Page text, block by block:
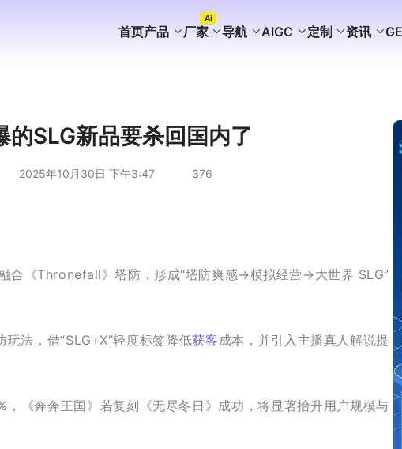
首页产品 厂家
Ai
导航 AIGC 定制 资讯
的SLG新品要杀回国内了
2025年10月30日 下午3:47 376
合《Thronefall》塔防，形成“塔防爽感→模拟经营→大世界 SLG”
玩法，借“SLG+X”轻度标签降低获客 成本，并引入主播真人解说提
《奔奔王国》若复刻《无尽冬日》成功，将显著抬升用户规模与